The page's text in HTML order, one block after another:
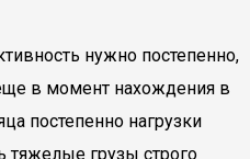
нужно постепенно,
в момент нахождения в
постепенно нагрузки
тяжелые грузы строго